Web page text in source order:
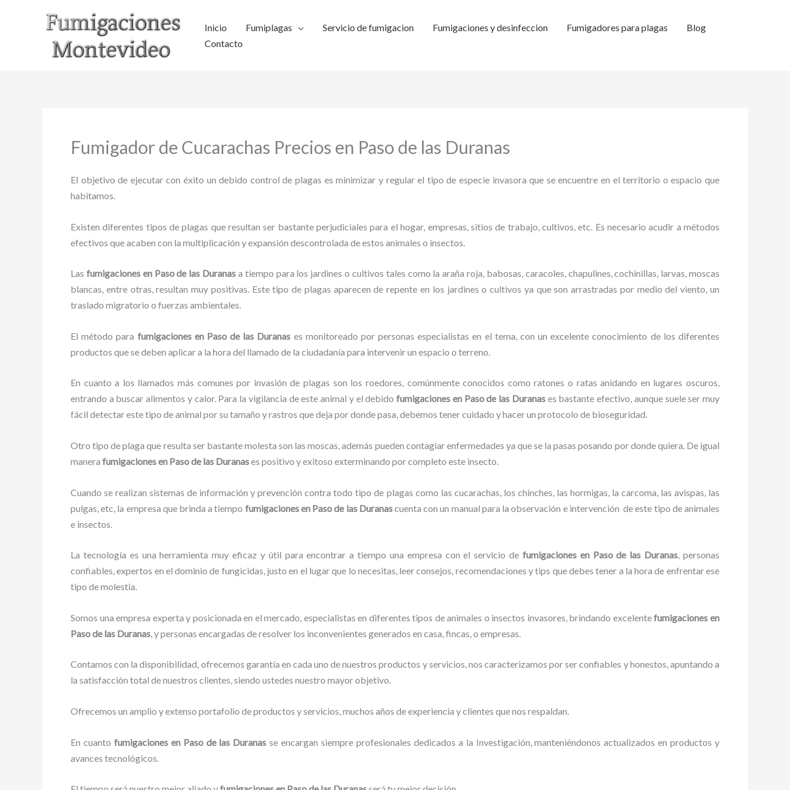
Inicio Fumiplagas Servicio de fumigacion Fumigaciones y desinfeccion Fumigadores para plagas
Blog
Contacto
Fumigador de Cucarachas Precios en Paso de las Duranas
El objetivo de ejecutar con éxito un debido control de plagas es minimizar y regular el tipo de especie invasora que se encuentre en el territorio o espacio que
habitamos.
Existen diferentes tipos de plagas que resultan ser bastante perjudiciales para el hogar, empresas, sitios de trabajo, cultivos, etc. Es necesario acudir a métodos
efectivos que acaben con la multiplicación y expansión descontrolada de estos animales o insectos.
Las fumigaciones en Paso de las Duranas a tiempo para los jardines o cultivos tales como la araña roja, babosas, caracoles, chapulines, cochinillas, larvas, moscas
blancas, entre otras, resultan muy positivas. Este tipo de plagas aparecen de repente en los jardines o cultivos ya que son arrastradas por medio del viento, un
traslado migratorio o fuerzas ambientales.
El método para fumigacionesen Paso de las Duranas es monitoreado por personas especialistas en el tema, con un excelente conocimiento de los diferentes
productos que se deben aplicar a la hora del llamado de la ciudadanía para intervenir un espacio o terreno.
En cuanto a los llamados más comunes por invasión de plagas son los roedores, comúnmente conocidos como ratones o ratas anidando en lugares oscuros,
entrando a buscar alimentos y calor. Para la vigilancia de este animal y el debidofumigaciones en Paso de las Duranas es bastante efectivo, aunque suele ser muy
fácil detectar este tipo de animal por su tamaño y rastros que deja por donde pasa, debemos tener cuidado y hacer un protocolo de bioseguridad.
Otro tipo de plaga que resulta ser bastante molesta son las moscas, además pueden contagiar enfermedades ya que se la pasas posando por donde quiera. De igual
manera fumigacionesen Paso de las Duranases positivo y exitoso exterminando por completo este insecto.
Cuando se realizan sistemas de información y prevención contra todo tipo de plagas como las cucarachas, los chinches, las hormigas, la carcoma, las avispas, las
pulgas, etc, la empresa que brinda a tiempo fumigacionesen Paso de las Duranascuenta con un manual para la observación e intervención de este tipo de animales
e insectos.
La tecnología es una herramienta muy eficaz y útil para encontrar a tiempo una empresa con el servicio de fumigacionesen Paso de las Duranas, personas
confiables, expertos en el dominio de fungicidas, justo en el lugar que lo necesitas, leer consejos, recomendaciones y tips que debes tener a la hora de enfrentar ese
tipo de molestia.
Somos una empresa experta y posicionada en el mercado, especialistas en diferentes tipos de animales o insectos invasores, brindando excelentefumigaciones en
Paso de las Duranas , y personas encargadas de resolver los inconvenientes generados en casa, fincas, o empresas.
Contamos con la disponibilidad, ofrecemos garantía en cada uno de nuestros productos y servicios, nos caracterizamos por ser confiables y honestos, apuntando a
la satisfacción total de nuestros clientes, siendo ustedes nuestro mayor objetivo.
Ofrecemos un amplio y extenso portafolio de productos y servicios, muchos años de experiencia y clientes que nos respaldan.
En cuanto fumigacionesen Paso de las Duranasse encargan siempre profesionales dedicados a la Investigación, manteniéndonos actualizados en productos y
avances tecnológicos.